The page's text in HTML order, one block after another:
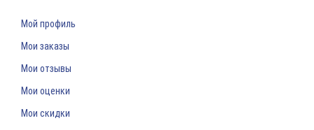
Мой профиль
Мои заказы
Мои отзывы
Мои оценки
Мои скидки